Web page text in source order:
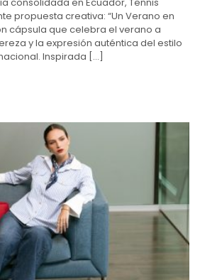
propuesta creativa: “Un Verano en
cápsula que celebra el verano a
y la expresión auténtica del estilo
Inspirada […]